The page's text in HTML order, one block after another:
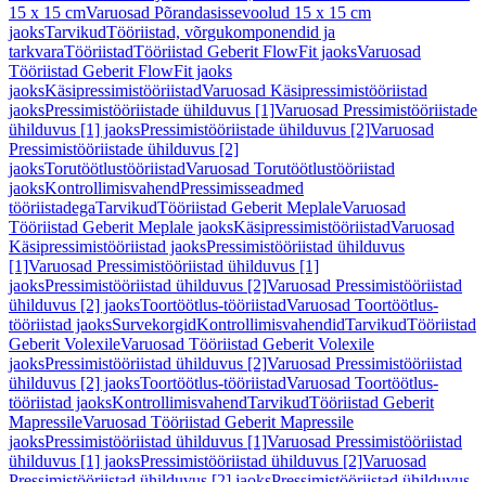
15 x 15 cmVaruosad Põrandasissevoolud 15 x 15 cm
jaoksTarvikudTööriistad, võrgukomponendid ja
tarkvaraTööriistadTööriistad Geberit FlowFit jaoksVaruosad
Tööriistad Geberit FlowFit jaoks
jaoksKäsipressimistööriistadVaruosad Käsipressimistööriistad
jaoksPressimistööriistade ühilduvus [1]Varuosad Pressimistööriistade
ühilduvus [1] jaoksPressimistööriistade ühilduvus [2]Varuosad
Pressimistööriistade ühilduvus [2]
jaoksTorutöötlustööriistadVaruosad Torutöötlustööriistad
jaoksKontrollimisvahendPressimisseadmed
tööriistadegaTarvikudTööriistad Geberit MeplaleVaruosad
Tööriistad Geberit Meplale jaoksKäsipressimistööriistadVaruosad
Käsipressimistööriistad jaoksPressimistööriistad ühilduvus
[1]Varuosad Pressimistööriistad ühilduvus [1]
jaoksPressimistööriistad ühilduvus [2]Varuosad Pressimistööriistad
ühilduvus [2] jaoksToortöötlus-tööriistadVaruosad Toortöötlus-
tööriistad jaoksSurvekorgidKontrollimisvahendidTarvikudTööriistad
Geberit VolexileVaruosad Tööriistad Geberit Volexile
jaoksPressimistööriistad ühilduvus [2]Varuosad Pressimistööriistad
ühilduvus [2] jaoksToortöötlus-tööriistadVaruosad Toortöötlus-
tööriistad jaoksKontrollimisvahendTarvikudTööriistad Geberit
MapressileVaruosad Tööriistad Geberit Mapressile
jaoksPressimistööriistad ühilduvus [1]Varuosad Pressimistööriistad
ühilduvus [1] jaoksPressimistööriistad ühilduvus [2]Varuosad